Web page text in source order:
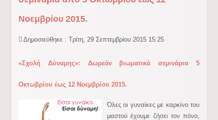
Νοεμβρίου 2015.
Δημοσιεύθηκε : Τρίτη, 29 Σεπτεμβρίου 2015 15:25
«Σχολή Δύναμης»: Δωρεάν βιωματικά σεμινάρια 5
Οκτωβρίου έως 12 Νοεμβρίου 2015.
Όλες οι γυναίκες με καρκίνο του
μαστού έχουμε ζήσει τον πόνο,